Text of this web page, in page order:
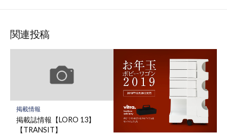
関連投稿
掲載情報
掲載誌情報【LORO 13】
【TRANSIT】